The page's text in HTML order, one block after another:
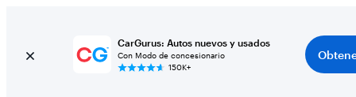
CarGurus: Autos nuevos y usados
Con Modo de concesionario
150K+